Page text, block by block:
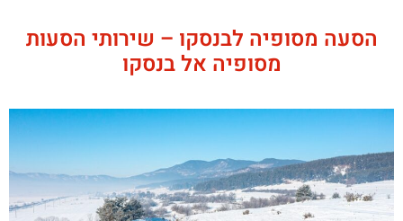
הסעה מסופיה לבנסקו – שירותי הסעות
מסופיה אל בנסקו